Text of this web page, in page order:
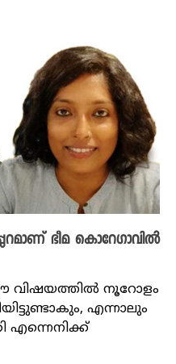
ഭീമ കൊറേ​ഗാവിൽ
വിഷയത്തിൽ നൂറോളം
എന്നാലും
എന്നെനിക്ക്